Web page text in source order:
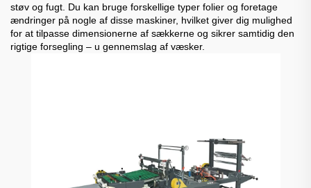
støv og fugt. Du kan bruge forskellige typer folier og foretage
ændringer på nogle af disse maskiner, hvilket giver dig mulighed
for at tilpasse dimensionerne af sækkerne og sikrer samtidig den
rigtige forsegling – u gennemslag af væsker.